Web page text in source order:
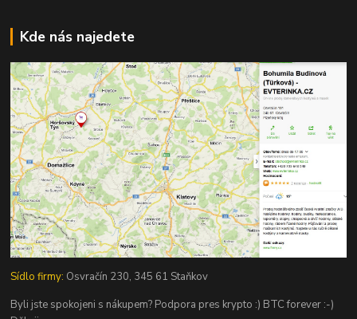
Kde nás najedete
Sídlo firmy: Osvračín 230, 345 61 Staňkov
Byli jste spokojeni s nákupem? Podpora pres krypto :) BTC forever :-)